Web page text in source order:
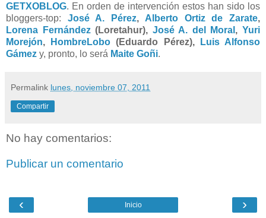
GETXOBLOG. En orden de intervención estos han sido los
bloggers-top: José A. Pérez, Alberto Ortiz de Zarate,
Lorena Fernández(Loretahur), José A. del Moral ,Yuri
Morejón, HombreLobo (Eduardo Pérez),
Luis Alfonso
Gámez y, pronto, lo será Maite Goñi.
Permalink lunes, noviembre 07, 2011
Compartir
No hay comentarios:
Publicar un comentario
‹ ›
Inicio